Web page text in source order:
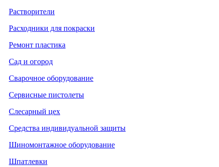
Растворители
Расходники для покраски
Ремонт пластика
Сад и огород
Сварочное оборудование
Сервисные пистолеты
Слесарный цех
Средства индивидуальной защиты
Шиномонтажное оборудование
Шпатлевки